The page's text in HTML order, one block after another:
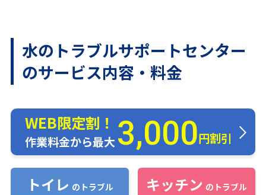
水のトラブルサポートセンター
のサービス内容・料金
WEB限定割！
作業料金から最大3,000円割引
トイレ のトラブル キッチン のトラブル